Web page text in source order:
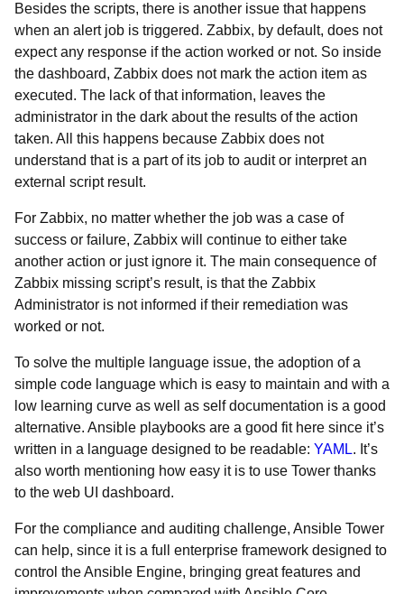
Besides the scripts, there is another issue that happens
when an alert job is triggered. Zabbix, by default, does not
expect any response if the action worked or not. So inside
the dashboard, Zabbix does not mark the action item as
executed. The lack of that information, leaves the
administrator in the dark about the results of the action
taken. All this happens because Zabbix does not
understand that is a part of its job to audit or interpret an
external script result.
For Zabbix, no matter whether the job was a case of
success or failure, Zabbix will continue to either take
another action or just ignore it. The main consequence of
Zabbix missing script’s result, is that the Zabbix
Administrator is not informed if their remediation was
worked or not.
To solve the multiple language issue, the adoption of a
simple code language which is easy to maintain and with a
low learning curve as well as self documentation is a good
alternative. Ansible playbooks are a good fit here since it’s
written in a language designed to be readable: YAML. It’s
also worth mentioning how easy it is to use Tower thanks
to the web UI dashboard.
For the compliance and auditing challenge, Ansible Tower
can help, since it is a full enterprise framework designed to
control the Ansible Engine, bringing great features and